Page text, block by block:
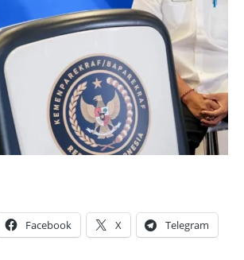
Facebook X Telegram